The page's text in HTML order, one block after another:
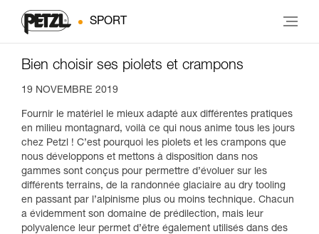
SPORT
Bien choisir ses piolets et crampons
19 NOVEMBRE 2019
Fournir le matériel le mieux adapté aux différentes pratiques
en milieu montagnard, voilà ce qui nous anime tous les jours
chez Petzl ! C’est pourquoi les piolets et les crampons que
nous développons et mettons à disposition dans nos
gammes sont conçus pour permettre d’évoluer sur les
différents terrains, de la randonnée glaciaire au dry tooling
en passant par l’alpinisme plus ou moins technique. Chacun
a évidemment son domaine de prédilection, mais leur
polyvalence leur permet d’être également utilisés dans des